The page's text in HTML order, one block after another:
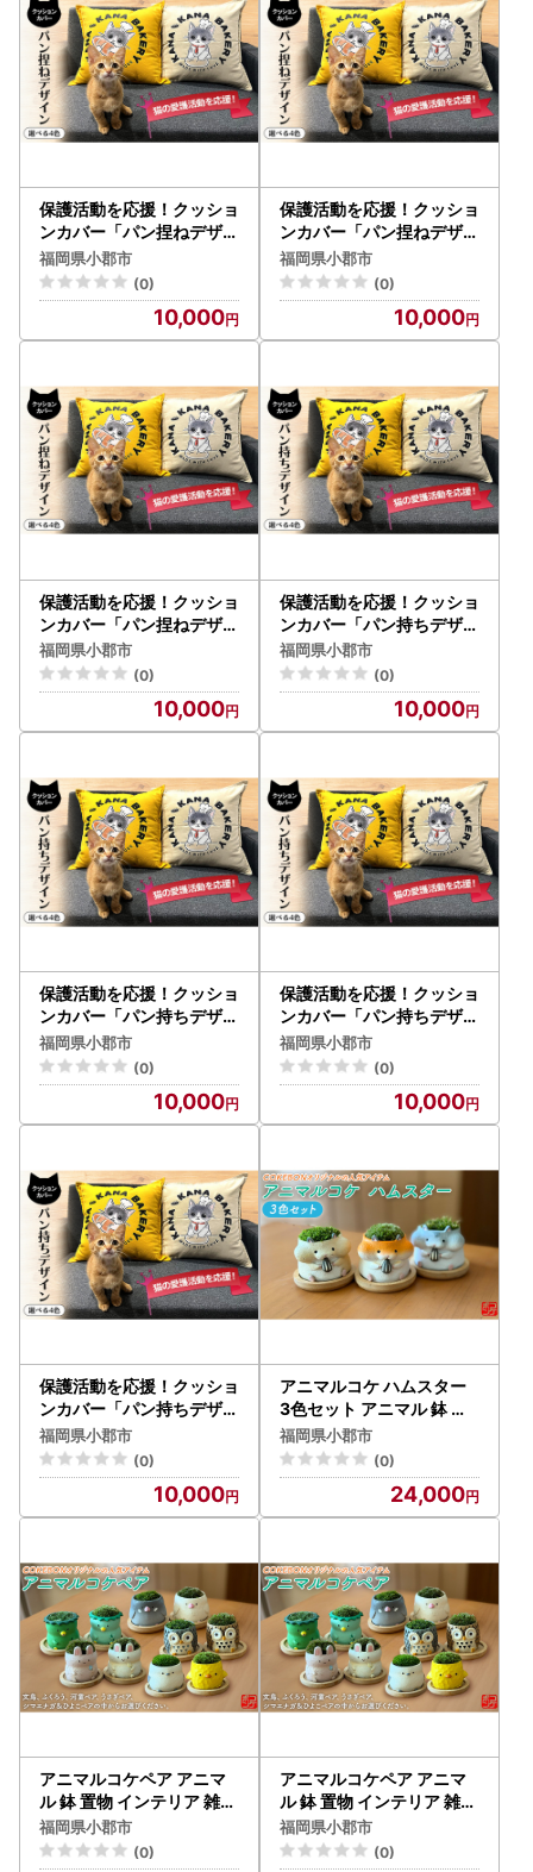
保護活動を応援！クッショ
ンカバー「パン捏ねデザイ
ン」4色 クッション 雑貨
インテリア グレー
福岡県小郡市
(0)
10,000
保護活動を応援！クッショ
ンカバー「パン捏ねデザイ
ン」4色 クッション 雑貨
インテリア ベージュ
福岡県小郡市
(0)
10,000
保護活動を応援！クッショ
ンカバー「パン捏ねデザイ
ン」4色 クッション 雑貨
インテリア ネイビー
福岡県小郡市
(0)
10,000
保護活動を応援！クッショ
ンカバー「パン持ちデザイ
ン」4色 クッション 雑貨
インテリア イエロー
福岡県小郡市
(0)
10,000
保護活動を応援！クッショ
ンカバー「パン持ちデザイ
ン」4色 クッション 雑貨
インテリア グレー
福岡県小郡市
(0)
10,000
保護活動を応援！クッショ
ンカバー「パン持ちデザイ
ン」4色 クッション 雑貨
インテリア ベージュ
福岡県小郡市
(0)
10,000
保護活動を応援！クッショ
ンカバー「パン持ちデザイ
ン」4色 クッション 雑貨
インテリア ネイビー
福岡県小郡市
(0)
10,000
アニマルコケ ハムスター
3色セット アニマル 鉢 置
物 インテリア 雑貨
福岡県小郡市
(0)
24,000
アニマルコケペア アニマ
ル 鉢 置物 インテリア 雑貨
文鳥
福岡県小郡市
(0)
アニマルコケペア アニマ
ル 鉢 置物 インテリア 雑貨
ふくろう
福岡県小郡市
(0)